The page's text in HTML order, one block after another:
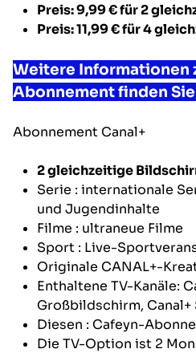
Preis: 9,99 €für 2
Preis: 11,99 €für 4
Weitere Informationen
Abonnement finden
Abonnement Canal+
2 gleichzeitige
Serie : internationale
und Jugendinhalte
Filme : ultraneue Filme
Sport : Live-
Originale CANAL+-
Enthaltene TV-Kanäle:
Großbildschirm,
Diesen : Cafeyn-
Die TV-Option ist 2